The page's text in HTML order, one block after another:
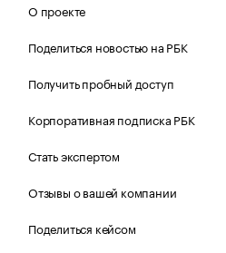
О проекте
Поделиться новостью на РБК
Получить пробный доступ
Корпоративная подписка РБК
Стать экспертом
Отзывы о вашей компании
Поделиться кейсом